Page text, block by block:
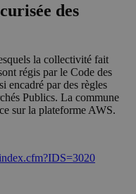
des
la collectivité fait
régis par le Code des
encadré par des règles
Publics. La commune
sur la plateforme AWS.